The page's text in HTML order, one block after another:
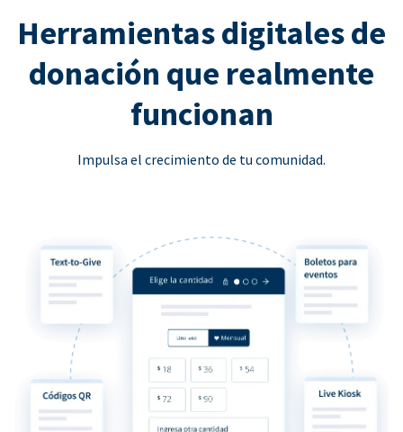
Herramientas digitales de
donación que realmente
funcionan
Impulsa el crecimiento de tu comunidad.